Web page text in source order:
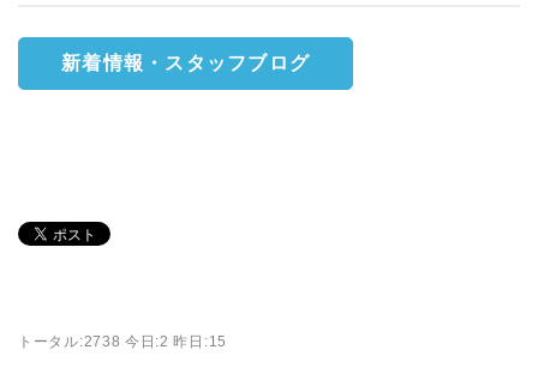
新着情報・スタッフブログ
トータル:2738 今日:2 昨日:15